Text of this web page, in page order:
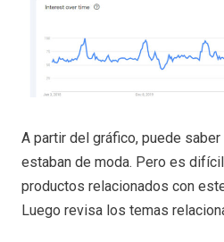
A partir del gráfico, puede
estaban de moda. Pero es
productos relacionados con
Luego revisa los temas